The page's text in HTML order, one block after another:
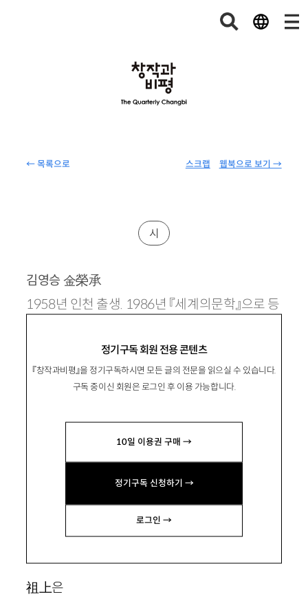
← 목록으로 웹북으로 보기 →
스크랩
정기구독 회원 전용 콘텐츠
『창작과비평』을 정기구독하시면 모든 글의 전문을 읽으실 수 있습니다.
구독 중이신 회원은 로그인 후 이용 가능합니다.
10일 이용권 구매 →
정기구독 신청하기 →
로그인 →
시
김영승 金榮承
1958년 인천 출생. 1986년 『세계의문학』으로 등
운 폐인』 『몸 하나의 사랑』 『권태』 『무소유보다도
찬란한 극빈』 『화창』 등이 있음.
퓨전 설날
祖上은